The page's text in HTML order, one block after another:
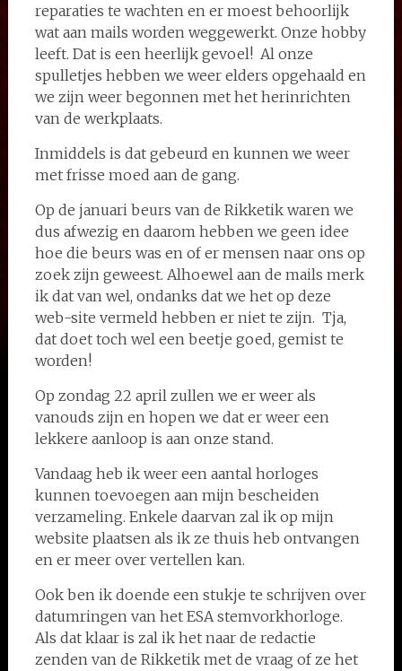
reparaties te wachten en er moest behoorlijk
wat aan mails worden weggewerkt. Onze hobby
leeft. Dat is een heerlijk gevoel! Al onze
spulletjes hebben we weer elders opgehaald en
we zijn weer begonnen met het herinrichten
van de werkplaats.
Inmiddels is dat gebeurd en kunnen we weer
met frisse moed aan de gang.
Op de januari beurs van de Rikketik waren we
dus afwezig en daarom hebben we geen idee
hoe die beurs was en of er mensen naar ons op
zoek zijn geweest. Alhoewel aan de mails merk
ik dat van wel, ondanks dat we het op deze
web-site vermeld hebben er niet te zijn. Tja,
dat doet toch wel een beetje goed, gemist te
worden!
Op zondag 22 april zullen we er weer als
vanouds zijn en hopen we dat er weer een
lekkere aanloop is aan onze stand.
Vandaag heb ik weer een aantal horloges
kunnen toevoegen aan mijn bescheiden
verzameling. Enkele daarvan zal ik op mijn
website plaatsen als ik ze thuis heb ontvangen
en er meer over vertellen kan.
Ook ben ik doende een stukje te schrijven over
datumringen van het ESA stemvorkhorloge.
Als dat klaar is zal ik het naar de redactie
zenden van de Rikketik met de vraag of ze het